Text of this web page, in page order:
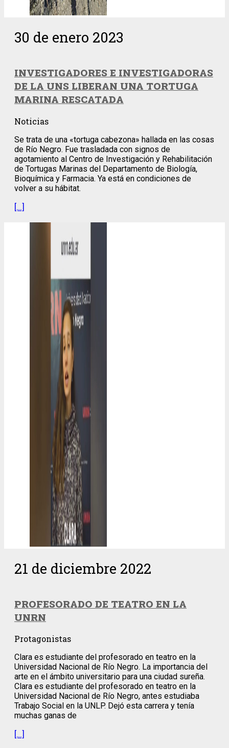
30 de enero 2023
INVESTIGADORES E INVESTIGADORAS
DE LA UNS LIBERAN UNA TORTUGA
MARINA RESCATADA
Noticias
Se trata de una «tortuga cabezona» hallada en las cosas
de Río Negro. Fue trasladada con signos de
agotamiento al Centro de Investigación y Rehabilitación
de Tortugas Marinas del Departamento de Biología,
Bioquímica y Farmacia. Ya está en condiciones de
volver a su hábitat.
[…]
21 de diciembre 2022
PROFESORADO DE TEATRO EN LA
UNRN
Protagonistas
Clara es estudiante del profesorado en teatro en la
Universidad Nacional de Río Negro. La importancia del
arte en el ámbito universitario para una ciudad sureña.
Clara es estudiante del profesorado en teatro en la
Universidad Nacional de Río Negro, antes estudiaba
Trabajo Social en la UNLP. Dejó esta carrera y tenía
muchas ganas de
[…]